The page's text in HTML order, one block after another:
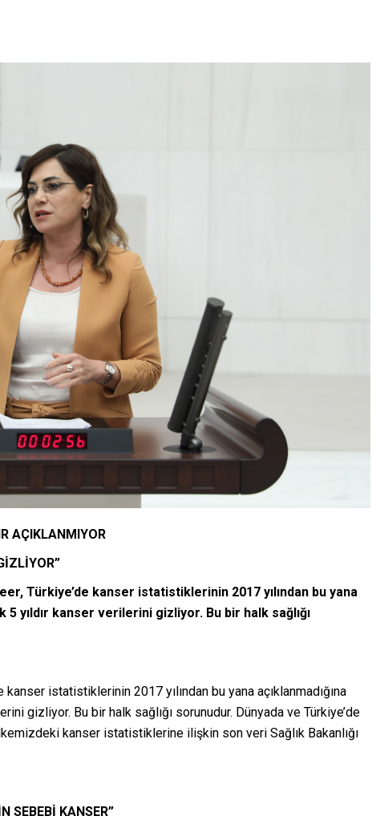
AÇIKLANMIYOR
Türkiye’de kanser istatistiklerinin 2017 yılından bu yana
5 yıldır kanser verilerini gizliyor. Bu bir halk sağlığı
istatistiklerinin 2017 yılından bu yana açıklanmadığına
gizliyor. Bu bir halk sağlığı sorunudur. Dünyada ve Türkiye’de
kanser istatistiklerine ilişkin son veri Sağlık Bakanlığı
SEBEBİ KANSER”